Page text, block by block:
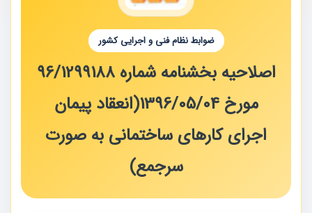
ضوابط نظام فنی و اجرایی کشور
اصلاحیه بخشنامه شماره 96/1299188
مورخ 1396/05/04(انعقاد پیمان
اجرای کارهای ساختمانی به صورت
سرجمع)